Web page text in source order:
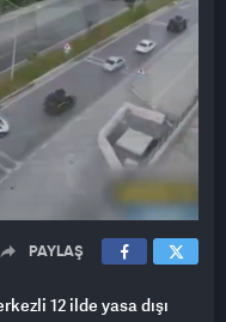
PAYLAŞ
12 ilde yasa dışı